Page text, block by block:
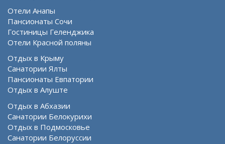
Отели Анапы
Пансионаты Сочи
Гостиницы Геленджика
Отели Красной поляны
Отдых в Крыму
Санатории Ялты
Пансионаты Евпатории
Отдых в Алуште
Отдых в Абхазии
Санатории Белокурихи
Отдых в Подмосковье
Санатории Белоруссии